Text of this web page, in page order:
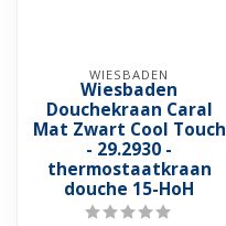
WIESBADEN
Wiesbaden
Douchekraan Caral
Mat Zwart Cool Touch
- 29.2930 -
thermostaatkraan
douche 15-HoH